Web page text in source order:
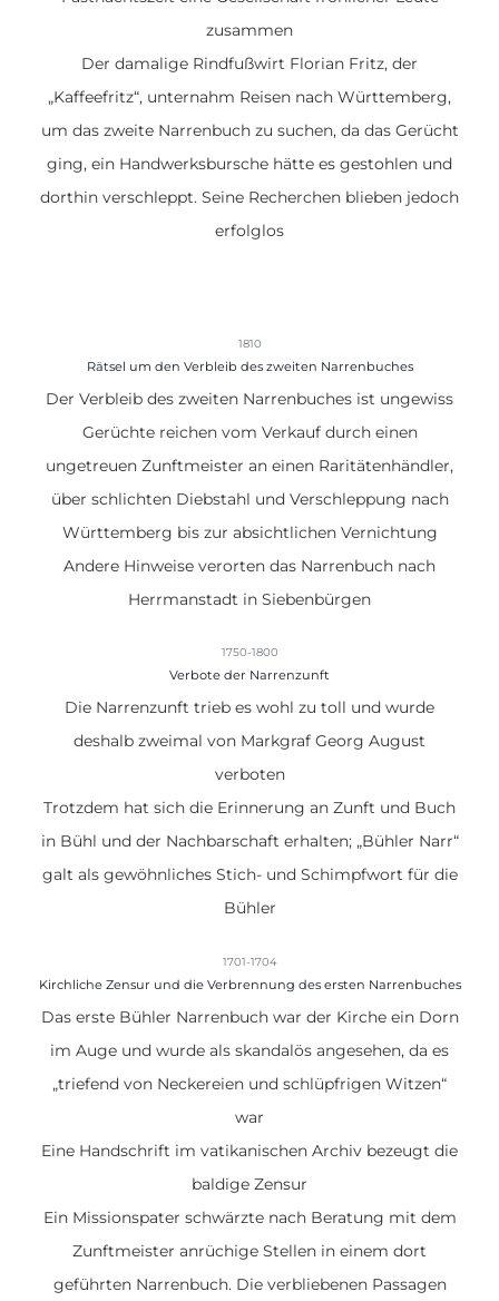
zusammen
Der damalige Rindfußwirt Florian Fritz, der
„Kaffeefritz“, unternahm Reisen nach Württemberg,
um das zweite Narrenbuch zu suchen, da das Gerücht
ging, ein Handwerksbursche hätte es gestohlen und
dorthin verschleppt. Seine Recherchen blieben jedoch
erfolglos
1810
Rätsel um den Verbleib des zweiten Narrenbuches
Der Verbleib des zweiten Narrenbuches ist ungewiss
Gerüchte reichen vom Verkauf durch einen
ungetreuen Zunftmeister an einen Raritätenhändler,
über schlichten Diebstahl und Verschleppung nach
Württemberg bis zur absichtlichen Vernichtung
Andere Hinweise verorten das Narrenbuch nach
Herrmanstadt in Siebenbürgen
1750-1800
Verbote der Narrenzunft
Die Narrenzunft trieb es wohl zu toll und wurde
deshalb zweimal von Markgraf Georg August
verboten
Trotzdem hat sich die Erinnerung an Zunft und Buch
in Bühl und der Nachbarschaft erhalten; „Bühler Narr“
galt als gewöhnliches Stich- und Schimpfwort für die
Bühler
1701-1704
Kirchliche Zensur und die Verbrennung des ersten Narrenbuches
Das erste Bühler Narrenbuchwar der Kirche ein Dorn
im Auge und wurde als skandalös angesehen, da es
„triefend von Neckereien und schlüpfrigen Witzen“
war
Eine Handschrift im vatikanischen Archiv bezeugt die
baldige Zensur
Ein Missionspater schwärzte nach Beratung mit dem
Zunftmeister anrüchige Stellen in einem dort
geführten Narrenbuch. Die verbliebenen Passagen